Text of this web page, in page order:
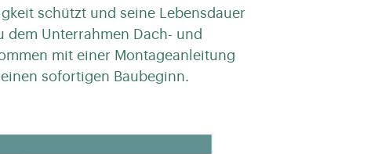
schützt und seine Lebensdauer
dem Unterrahmen Dach- und
mit einer Montageanleitung
sofortigen Baubeginn.